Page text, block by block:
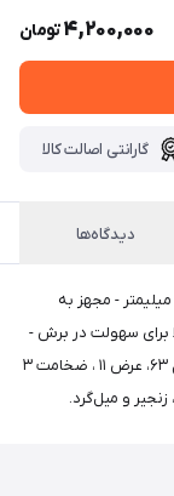
4,200,000تومان
گارانتی اصالت کالا
دیدگاه‌ها
کابل بر 600 سایز ۲۴ اینچ - عرض بازشو دهانه کارگیر ۶۰۰ میلیمتر - مجهز به
برای سهولت در برش -
دسته‌های فولادی با روکش پلاستیکی - ابعاد قیچی طول ۶۳، عرض ۱۱ ، ضخامت ۳
و میل‌گرد.